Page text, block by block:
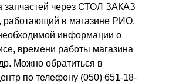
запчастей через СТОЛ ЗАКАЗ
в магазине РИО.
информации о
времени работы магазина
Можно обратиться в
по телефону (050) 651-18-